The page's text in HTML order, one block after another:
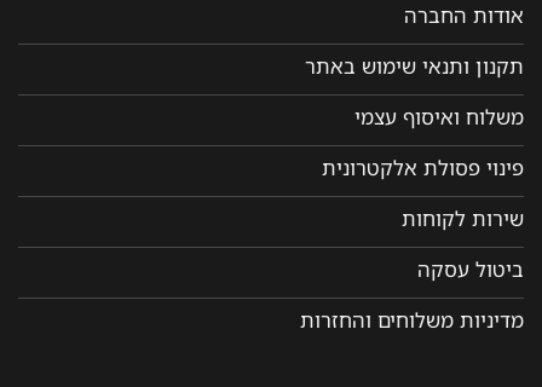
אודות החברה
תקנון ותנאי שימוש באתר
משלוח ואיסוף עצמי
פינוי פסולת אלקטרונית
שירות לקוחות
ביטול עסקה
מדיניות משלוחים והחזרות